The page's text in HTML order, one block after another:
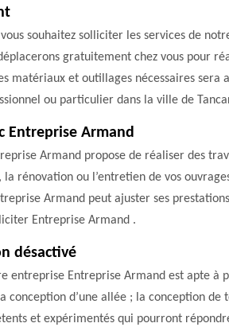
souhaitez solliciter les services de
gratuitement chez vous pour
matériaux et outillages nécessaires
ou particulier dans la ville de
Entreprise Armand
Armand propose de réaliser des
rénovation ou l’entretien de vos
Armand peut ajuster ses
Entreprise Armand .
désactivé
entreprise Entreprise Armand est apte
d’une allée ; la conception
et expérimentés qui pourront